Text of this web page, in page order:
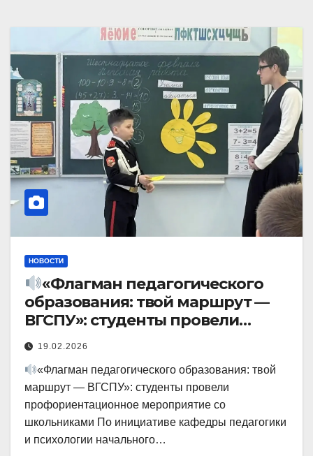
НОВОСТИ
«Флагман педагогического
образования: твой маршрут —
ВГСПУ»: студенты провели
профориентационное
19.02.2026
«Флагман педагогического образования: твой
маршрут — ВГСПУ»: студенты провели
профориентационное мероприятие со
школьниками По инициативе кафедры педагогики
и психологии начального…